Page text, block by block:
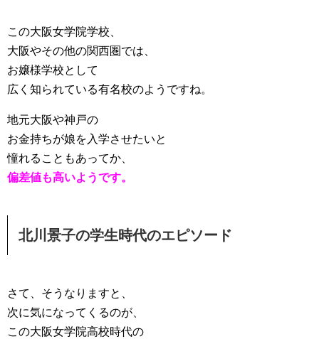
この大阪女学院学校、
大阪やその他の関西圏では、
お嬢様学校として
広く知られている有名校のようですね。
地元大阪や神戸の
お金持ちが娘を入学させたいと
憧れることもあってか、
偏差値も高いようです。
北川景子の学生時代のエピソード
さて、そうなりますと、
次に気になってくるのが、
この大阪女学院高校時代の